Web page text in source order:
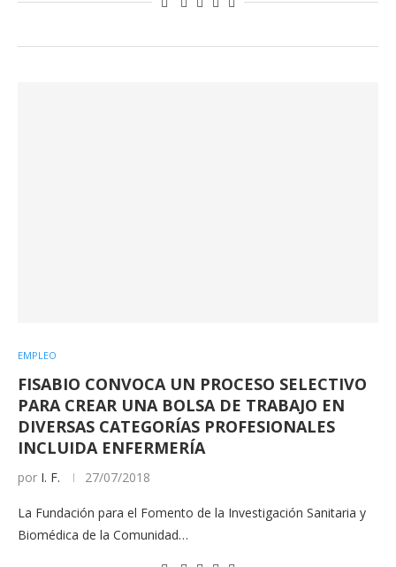
EMPLEO
FISABIO CONVOCA UN PROCESO SELECTIVO
PARA CREAR UNA BOLSA DE TRABAJO EN
DIVERSAS CATEGORÍAS PROFESIONALES
INCLUIDA ENFERMERÍA
por I. F. 27/07/2018
La Fundación para el Fomento de la Investigación Sanitaria y
Biomédica de la Comunidad…